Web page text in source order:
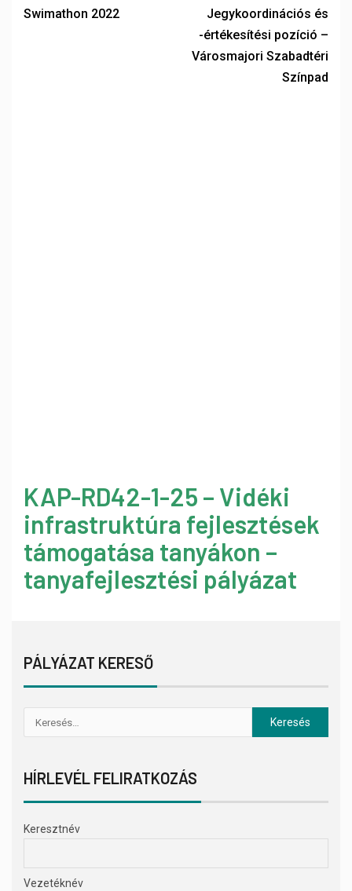
Swimathon 2022
Jegykoordinációs és
-értékesítési pozíció –
Városmajori Szabadtéri
Színpad
KAP-RD42-1-25 – Vidéki
infrastruktúra fejlesztések
támogatása tanyákon –
tanyafejlesztési pályázat
PÁLYÁZAT KERESŐ
HÍRLEVÉL FELIRATKOZÁS
Keresztnév
Vezetéknév